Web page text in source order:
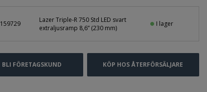
159729
Lazer Triple-R 750 Std LED svart
extraljusramp 8,6” (230 mm)
I lager
BLI FÖRETAGSKUND KÖP HOS ÅTERFÖRSÄLJARE